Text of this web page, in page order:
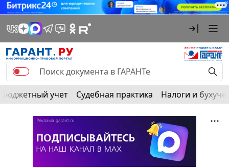
Бюджетный учет Судебная практика Налоги и